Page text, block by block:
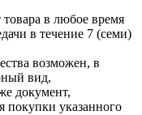
товара в любое время
в течение 7 (семи)
возможен, в
вид,
документ,
указанного